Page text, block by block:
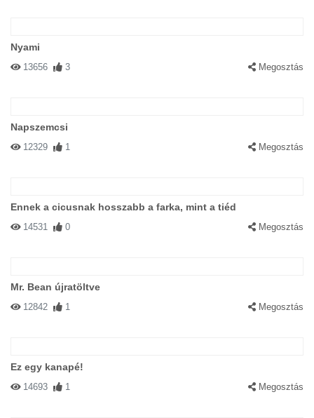
Nyami
13656 3 Megosztás
Napszemcsi
12329 1 Megosztás
Ennek a cicusnak hosszabb a farka, mint a tiéd
14531 0 Megosztás
Mr. Bean újratöltve
12842 1 Megosztás
Ez egy kanapé!
14693 1 Megosztás